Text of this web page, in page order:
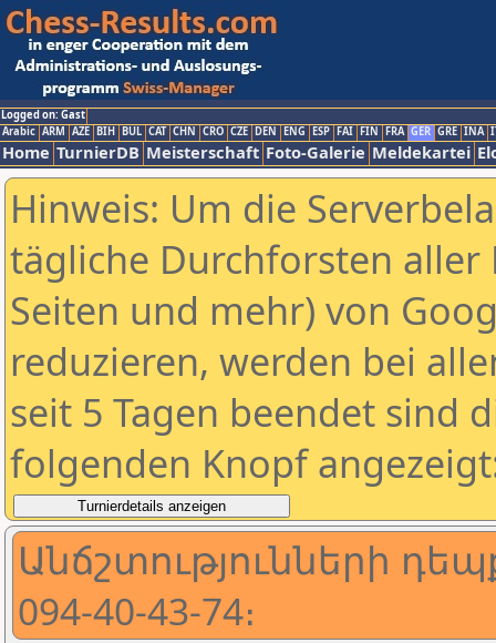
Logged on: Gast
Arabic ARM AZE BIH BUL CAT CHN CRO CZE DEN ENG ESP FAI FIN FRA GER GRE INA
Home TurnierDB Meisterschaft Foto-Galerie Meldekartei
Hinweis: Um die
tägliche Durchforsten aller
Seiten und mehr) von
reduzieren, werden bei
seit 5 Tagen beendet sind
folgenden Knopf
Անճշտությունների
094-40-43-74։